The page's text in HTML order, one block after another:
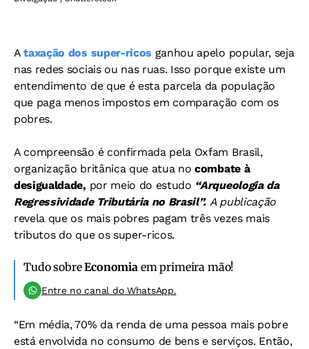
Ataxação dos super-ricos ganhou apelo popular, seja
nas redes sociais ou nas ruas. Isso porque existe um
entendimento de que é esta parcela da população
que paga menos impostos em comparação com os
pobres.
A compreensão é confirmada pela Oxfam Brasil,
organização britânica que atua nocombate à
desigualdade, por meio do estudo “Arqueologia da
Regressividade Tributária no Brasil”. A publicação
revela que os mais pobres pagam três vezes mais
tributos do que os super-ricos.
Tudo sobreEconomia em primeira mão!
Entre no canal do WhatsApp.
“Em média, 70% da renda de uma pessoa mais pobre
está envolvida no consumo de bens e serviços. Então,